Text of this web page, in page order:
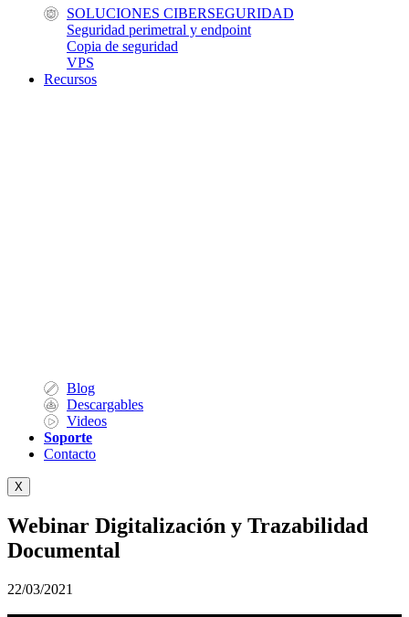
SOLUCIONES CIBERSEGURIDAD
Seguridad perimetral y endpoint
Copia de seguridad
VPS
Recursos
Blog
Descargables
Videos
Soporte
Contacto
X
Webinar Digitalización y Trazabilidad
Documental
22/03/2021